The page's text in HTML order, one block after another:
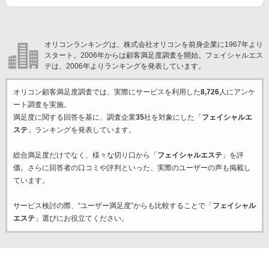
オリコンランキングは、株式会社オリコンを前身企業に1967年より
スタート。2006年からは顧客満足度調査を開始。フェイシャルエス
テは、2006年よりランキングを発表しています。
オリコン顧客満足度調査では、実際にサービスを利用した8,726人にアンケ
ート調査を実施。
満足度に関する回答を基に、調査企業35社を対象にした「 フェイシャルエ
ステ」ランキングを発表しています。
総合満足度だけでなく、様々な切り口から「 フェイシャルエステ」を評
価。さらに回答者の口コミや評判といった、実際のユーザーの声も掲載し
ています。
サービス検討の際、“ユーザー満足度”からも比較することで「 フェイシャル
エステ」選びにお役立てください。